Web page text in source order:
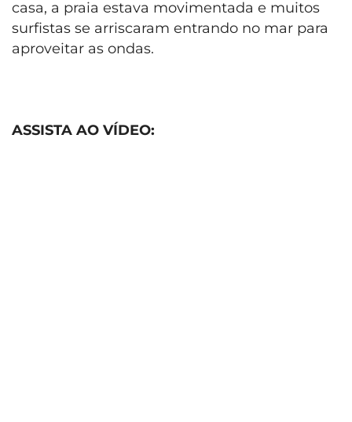
casa, a praia estava movimentada e muitos
surfistas se arriscaram entrando no mar para
aproveitar as ondas.
ASSISTA AO VÍDEO: